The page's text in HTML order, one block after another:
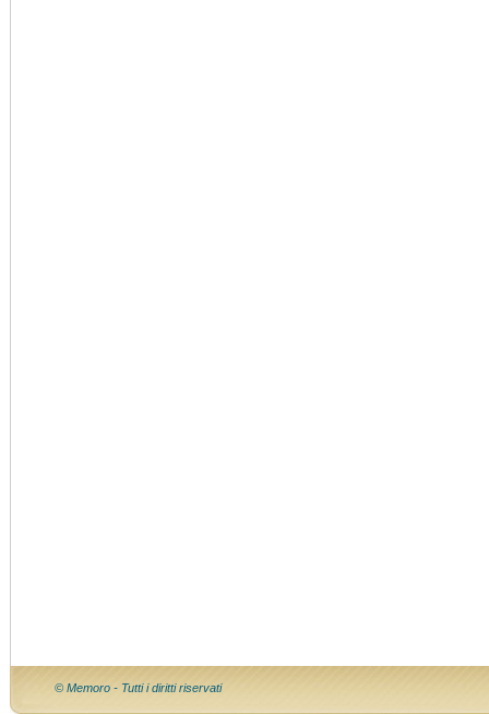
© Memoro - Tutti i diritti riservati